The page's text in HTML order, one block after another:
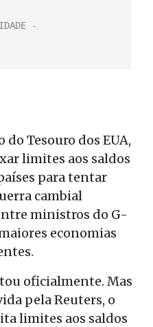
Tesouro dos EUA,
limites aos saldos
para tentar
cambial
ministros do G-
economias
oficialmente. Mas
pela Reuters, o
limites aos saldos